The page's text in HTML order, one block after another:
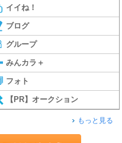
イイね！
ブログ
グループ
みんカラ＋
フォト
【PR】オークション
もっと見る